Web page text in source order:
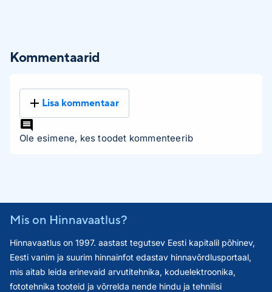
Kommentaarid
Lisa kommentaar
Ole esimene, kes toodet kommenteerib
Mis on Hinnavaatlus?
Hinnavaatlus on 1997. aastast tegutsev Eesti kapitalil põhinev,
Eesti vanim ja suurim hinnainfot edastav hinnavõrdlusportaal,
mis aitab leida erinevaid arvutitehnika, koduelektroonika,
fototehnika tooteid ja võrrelda nende hindu ja tehnilisi